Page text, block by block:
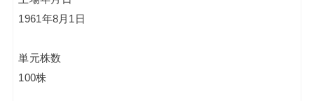
1961年8月1日
単元株数
100株